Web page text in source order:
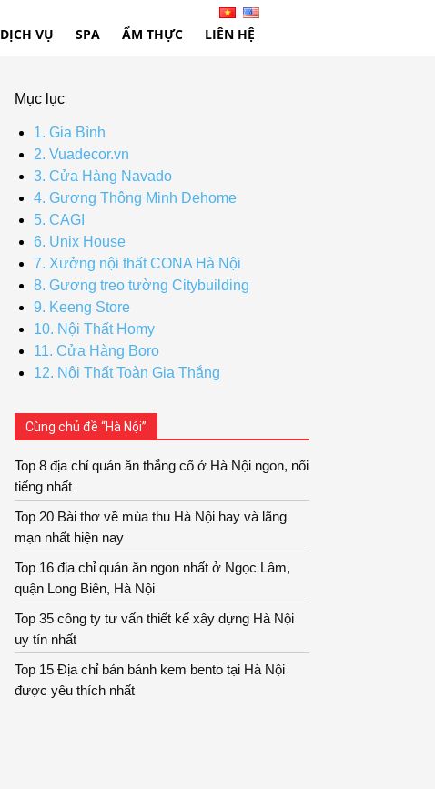
DỊCH VỤ SPA ẨM THỰC LIÊN HỆ
Mục lục
1. Gia Bình
2. Vuadecor.vn
3. Cửa Hàng Navado
4. Gương Thông Minh Dehome
5. CAGI
6. Unix House
7. Xưởng nội thất CONA Hà Nội
8. Gương treo tường Citybuilding
9. Keeng Store
10. Nội Thất Homy
11. Cửa Hàng Boro
12. Nội Thất Toàn Gia Thắng
Cùng chủ đề “Hà Nội”
Top 8 địa chỉ quán ăn thắng cố ở Hà Nội ngon, nổi
tiếng nhất
Top 20 Bài thơ về mùa thu Hà Nội hay và lãng
mạn nhất hiện nay
Top 16 địa chỉ quán ăn ngon nhất ở Ngọc Lâm,
quận Long Biên, Hà Nội
Top 35 công ty tư vấn thiết kế xây dựng Hà Nội
uy tín nhất
Top 15 Địa chỉ bán bánh kem bento tại Hà Nội
được yêu thích nhất